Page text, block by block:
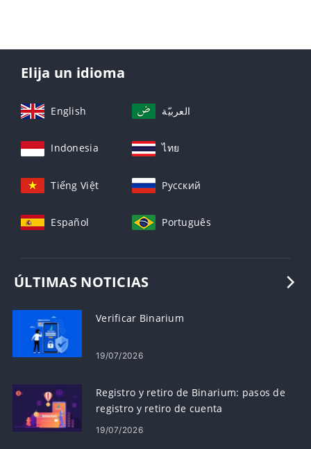
Elija un idioma
English العربيّة
Indonesia ไทย
Tiếng Việt Русский
Español Português
ÚLTIMAS NOTICIAS
Verificar Binarium
19/07/2026
Registro y retiro de Binarium: pasos de
registro y retiro de cuenta
19/07/2026